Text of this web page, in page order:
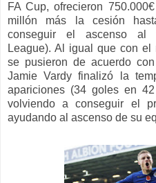
FA Cup, ofrecieron
millón más la cesión
conseguir el ascenso al
League). Al igual que con
se pusieron de acuerdo
Jamie Vardy finalizó la
apariciones (34 goles en
volviendo a conseguir el
ayudando al ascenso de su